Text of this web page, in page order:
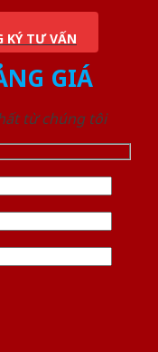
KÝ TƯ VẤN
GIÁ
từ chúng tôi